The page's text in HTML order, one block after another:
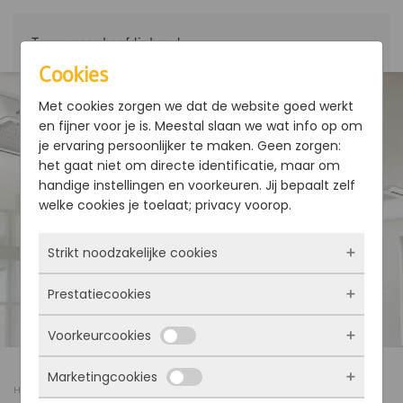
Terug naar hoofdinhoud
Home Warmtepomp leverancier Oosterhout
Cookies
Met cookies zorgen we dat de website goed werkt
en fijner voor je is. Meestal slaan we wat info op om
je ervaring persoonlijker te maken. Geen zorgen:
het gaat niet om directe identificatie, maar om
handige instellingen en voorkeuren. Jij bepaalt zelf
welke cookies je toelaat; privacy voorop.
Strikt noodzakelijke cookies
Deze cookies zorgen ervoor dat de website
überhaupt werkt. Ze zijn dus altijd actief en
kunnen niet worden uitgezet. Meestal worden
ze alleen geplaatst als jij iets doet, zoals
inloggen, een formulier invullen of je
Prestatiecookies
Met deze cookies zien we hoe vaak onze site
bezocht wordt, waar bezoekers vandaan
komen en welke pagina’s populair zijn. Zo
Voorkeurcookies
Deze cookies onthouden jouw voorkeuren.
Marketingcookies